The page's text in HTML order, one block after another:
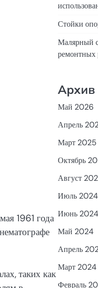
1961 года
таких как
Стойки
Малярный
ремонтных
Архив
Май 2026
Апрель
Март 2025
Октябрь
Август
Июль 2024
Июнь 2024
Май 2024
Апрель
Март 2024
Февраль